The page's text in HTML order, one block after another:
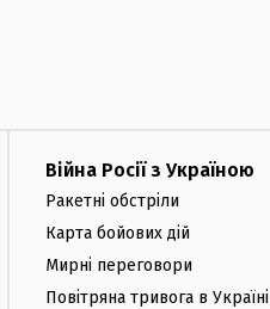
Війна Росії з Україною
Ракетні обстріли
Карта бойових дій
Мирні переговори
Повітряна тривога в Україні